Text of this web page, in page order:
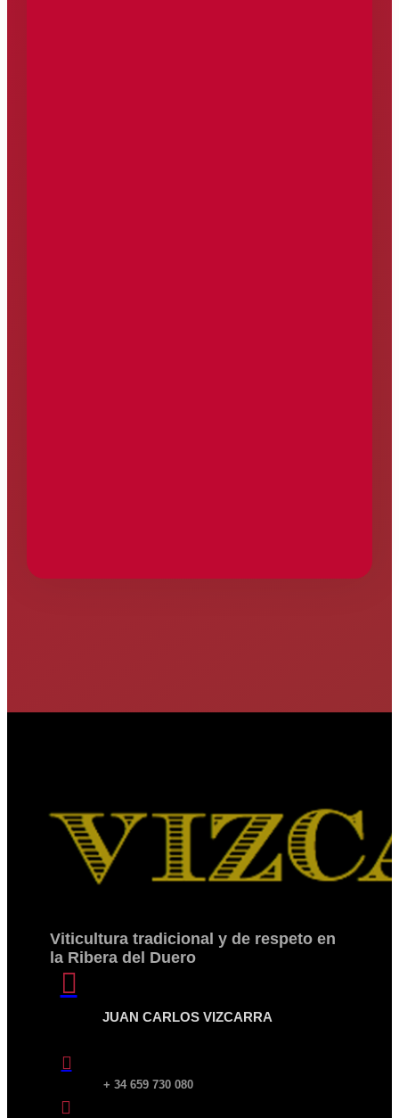
Viticultura tradicional y de respeto en
la Ribera del Duero

JUAN CARLOS VIZCARRA

+ 34 659 730 080
